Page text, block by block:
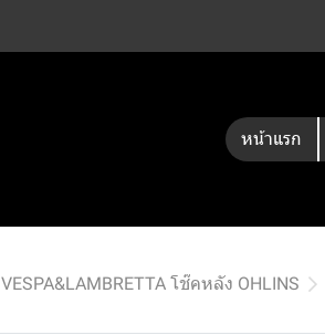
หน้าแรก
VESPA&LAMBRETTA โช๊คหลัง OHLINS